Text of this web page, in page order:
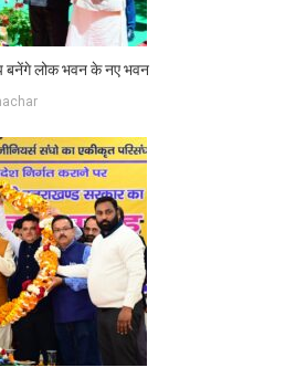
बनेंगे लोक भवन के नए भवन